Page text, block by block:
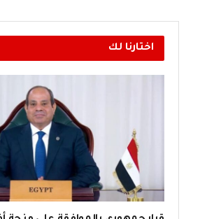
اختارنا لك